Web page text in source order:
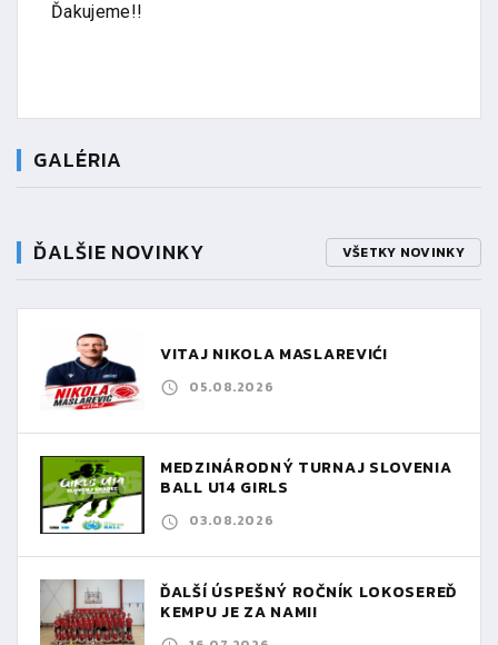
Ďakujeme!!
GALÉRIA
ĎALŠIE NOVINKY VŠETKY NOVINKY
VITAJ NIKOLA MASLAREVIĆ!
05.08.2026
MEDZINÁRODNÝ TURNAJ SLOVENIA
BALL U14 GIRLS
03.08.2026
ĎALŠÍ ÚSPEŠNÝ ROČNÍK LOKOSEREĎ
KEMPU JE ZA NAMI!